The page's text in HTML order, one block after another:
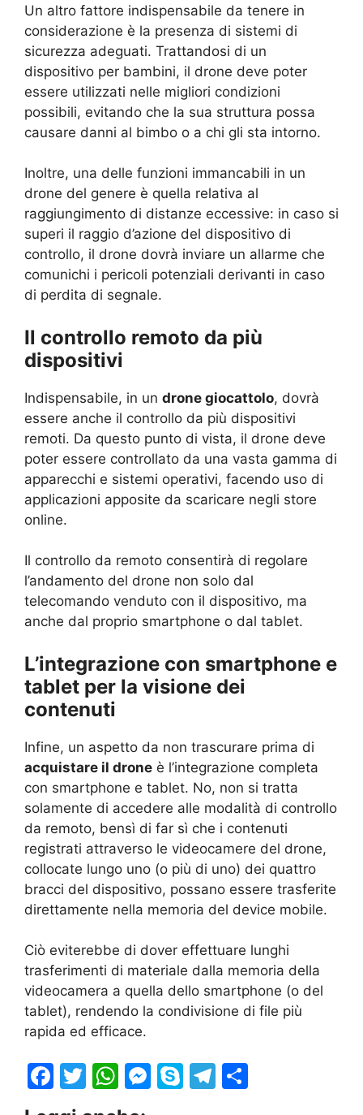
Un altro fattore indispensabile da tenere in
considerazione è la presenza di sistemi di
sicurezza adeguati. Trattandosi di un
dispositivo per bambini, il drone deve poter
essere utilizzati nelle migliori condizioni
possibili, evitando che la sua struttura possa
causare danni al bimbo o a chi gli sta intorno.
Inoltre, una delle funzioni immancabili in un
drone del genere è quella relativa al
raggiungimento di distanze eccessive: in caso si
superi il raggio d’azione del dispositivo di
controllo, il drone dovrà inviare un allarme che
comunichi i pericoli potenziali derivanti in caso
di perdita di segnale.
Il controllo remoto da più
dispositivi
Indispensabile, in un drone giocattolo, dovrà
essere anche il controllo da più dispositivi
remoti. Da questo punto di vista, il drone deve
poter essere controllato da una vasta gamma di
apparecchi e sistemi operativi, facendo uso di
applicazioni apposite da scaricare negli store
online.
Il controllo da remoto consentirà di regolare
l’andamento del drone non solo dal
telecomando venduto con il dispositivo, ma
anche dal proprio smartphone o dal tablet.
L’integrazione con smartphone e
tablet per la visione dei
contenuti
Infine, un aspetto da non trascurare prima di
acquistare il drone è l’integrazione completa
con smartphone e tablet. No, non si tratta
solamente di accedere alle modalità di controllo
da remoto, bensì di far sì che i contenuti
registrati attraverso le videocamere del drone,
collocate lungo uno (o più di uno) dei quattro
bracci del dispositivo, possano essere trasferite
direttamente nella memoria del device mobile.
Ciò eviterebbe di dover effettuare lunghi
trasferimenti di materiale dalla memoria della
videocamera a quella dello smartphone (o del
tablet), rendendo la condivisione di file più
rapida ed efficace.
F
T
W
h
M S
T